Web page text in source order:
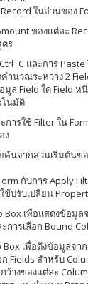
ในส่วนของ
ของแต่ละ
ตร
และการ Paste
ำนวณระหว่าง 2
มูล Field ใด Field
นมัติ
ารใช้ Filter ใน
ง
นจากส่วนเริ่มต้นข
กับการ Apply
ช้ปรับเปลี่ยน
Box เพื่อแสดงข้อมู
การเลือก Bound
Box เพื่อดึงข้อมูลจา
Fields สำหรับ
างของแต่ละ